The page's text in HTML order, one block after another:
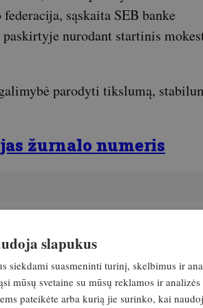
sąskaita SEB banke
nurodant startinis
parodyti tikslumą,
žurnalo numeris
prieš sveiką protą.
kodėl vilkas užpuolė
centre
10. balandis, 2026
slapukus
siekdami suasmeninti turinį, skelbimus ir
mūsų svetaine su mūsų reklamos ir
pateikėte arba kurią jie surinko, kai